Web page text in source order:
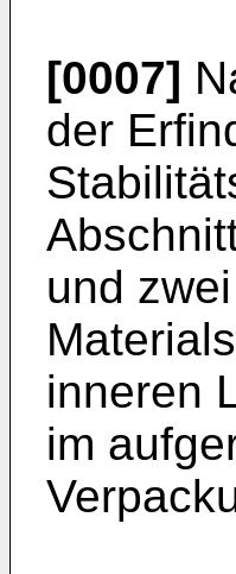
[0007]
der
und
inneren
im